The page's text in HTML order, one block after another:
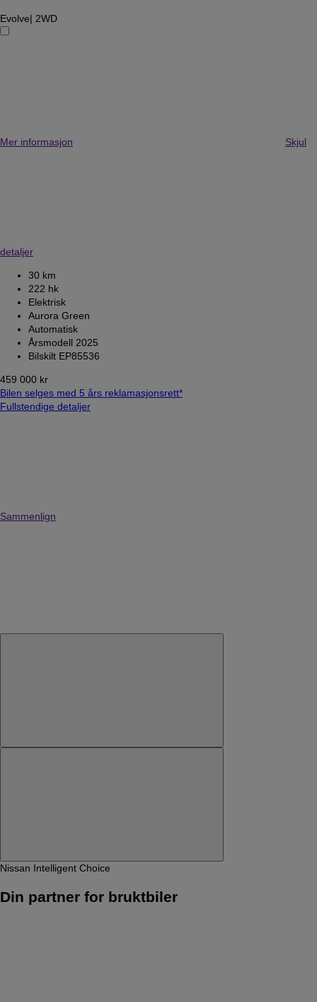
Evolve| 2WD
Mer informasjon Skjul
detaljer
30 km
222 hk
Elektrisk
Aurora Green
Automatisk
Årsmodell 2025
Bilskilt EP85536
459 000 kr
Bilen selges med 5 års reklamasjonsrett*
Fullstendige detaljer
Sammenlign
Nissan Intelligent Choice
Din partner for bruktbiler